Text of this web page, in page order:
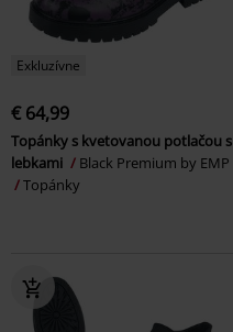
Exkluzívne
€ 64,99
Topánky s kvetovanou potlačou s
lebkami
Black Premium by EMP
Topánky